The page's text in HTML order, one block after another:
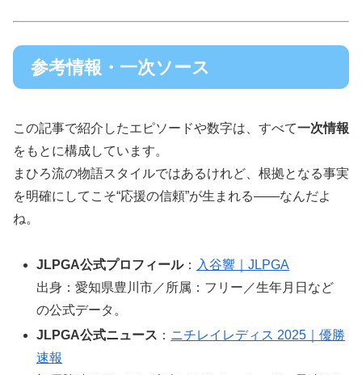
参考情報・一次ソース
この記事で紹介したエピソードや数字は、すべて一次情報
をもとに構成しています。
まひろ流の物語スタイルではあるけれど、根拠となる事実
を明確にしてこそ“応援の信頼”が生まれる――なんだよ
ね。
JLPGA公式プロフィール： 入谷響｜JLPGA
出身：愛知県豊川市／所属：フリー／生年月日など
の公式データ。
JLPGA公式ニュース ： ニチレイレディス 2025｜優勝
速報